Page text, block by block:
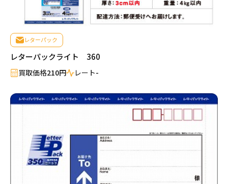
売りたい金券の買取価格を検索
買いたい金券を検索
レターパック
レターパックライト 360
買取価格210円 レート-